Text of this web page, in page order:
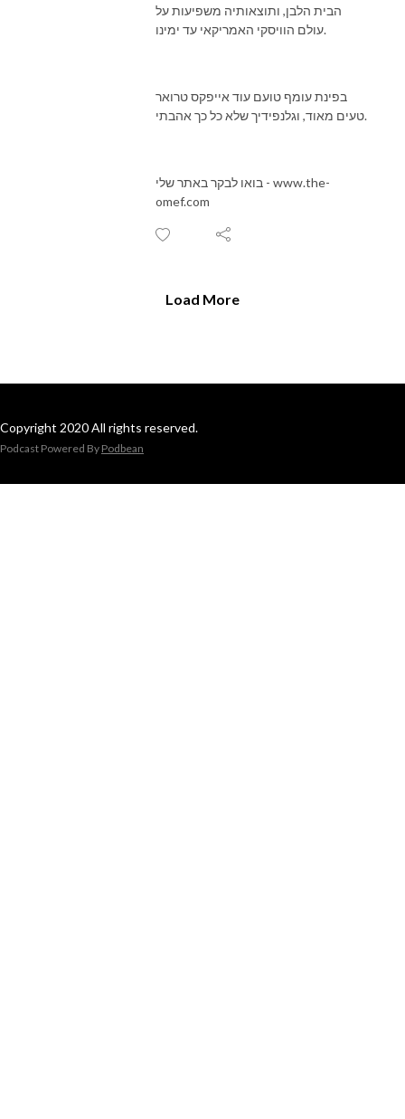
הבית הלבן, ותוצאותיה משפיעות על
עולם הוויסקי האמריקאי עד ימינו.
בפינת עומף טועם עוד אייפקס טרואר
טעים מאוד, וגלנפידיך שלא כל כך אהבתי.
בואו לבקר באתר שלי - www.the-
omef.com
Load More
Copyright 2020 All rights reserved.
Podcast Powered By Podbean